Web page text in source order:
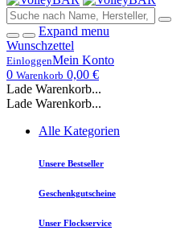
Expand menu
Wunschzettel
EinloggenMein Konto
0 Warenkorb 0,00 €
Lade Warenkorb...
Lade Warenkorb...
Alle Kategorien
Unsere Bestseller
Geschenkgutscheine
Unser Flockservice